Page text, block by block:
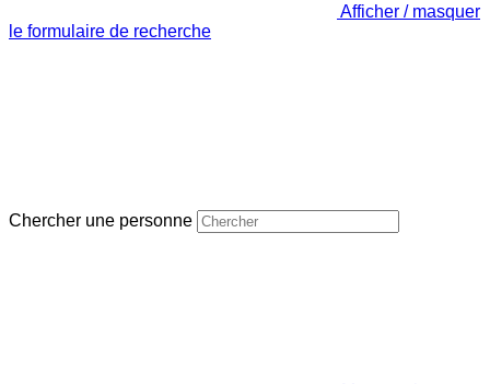
Afficher / masquer
le formulaire de recherche
Chercher une personne